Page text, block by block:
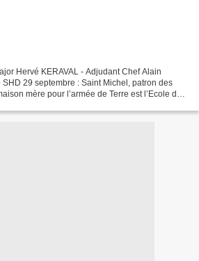
Hervé KERAVAL - Adjudant Chef Alain
29 septembre : Saint Michel, patron des
mère pour l’armée de Terre est l’Ecole des